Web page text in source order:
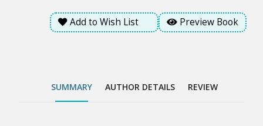
Add to Wish List Preview Book
SUMMARY AUTHOR DETAILS REVIEW